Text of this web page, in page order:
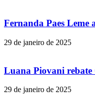
Fernanda Paes Leme
29 de janeiro de 2025
Luana Piovani rebate
29 de janeiro de 2025